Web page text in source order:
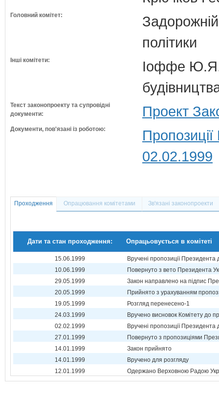
Головний комітет:
політики
Інші комітети:
Іоффе Ю.Я.
Текст законопроекту та супровідні
документи:
Проект
Документи, пов'язані із роботою:
02.02.1999
Проходження Опрацювання комітетами Зв'язані законопроекти
Дати та стан проходження: Опрацьовується в комітеті
15.06.1999
Вручені пропозиції Президента
10.06.1999
Повернуто з вето Президента
29.05.1999
Закон направлено на підпис
20.05.1999
Прийнято з урахуванням
19.05.1999
Розгляд перенесено-1
24.03.1999
Вручено висновок Комітету до
02.02.1999
Вручені пропозиції Президента
27.01.1999
Повернуто з пропозиціями
14.01.1999
Закон прийнято
14.01.1999
Вручено для розгляду
12.01.1999
Одержано Верховною Радою